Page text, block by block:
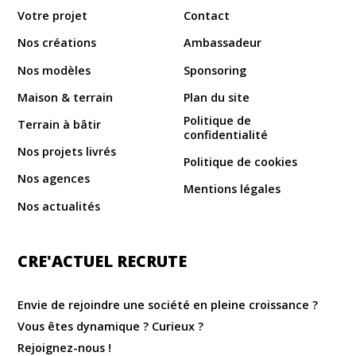
Votre projet
Nos créations
Nos modèles
Maison & terrain
Terrain à bâtir
Nos projets livrés
Nos agences
Nos actualités
Contact
Ambassadeur
Sponsoring
Plan du site
Politique de
confidentialité
Politique de cookies
Mentions légales
CRE'ACTUEL RECRUTE
Envie de rejoindre une société en pleine croissance ?
Vous êtes dynamique ? Curieux ?
Rejoignez-nous !